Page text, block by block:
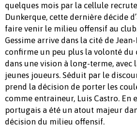
quelques mois par la cellule
Dunkerque, cette dernière décide
faire venir le milieu offensif au
Gessime arrive dans la cité de
confirme un peu plus la volonté du
dans une vision à long-terme,
jeunes joueurs. Séduit par le
prend la décision de porter les
comme entraineur, Luis Castro. En
portugais a été un atout majeur
décision du milieu offensif.